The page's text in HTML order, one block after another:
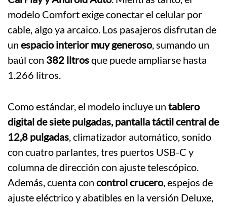
modelo Comfort exige conectar el celular por
cable, algo ya arcaico. Los pasajeros disfrutan de
un espacio interior muy generoso, sumando un
baúl con 382 litrosque puede ampliarse hasta
1.266 litros.
Como estándar, el modelo incluye un tablero
digital de siete pulgadas, pantalla táctil central de
12,8 pulgadas, climatizador automático, sonido
con cuatro parlantes, tres puertos USB-C y
columna de dirección con ajuste telescópico.
Además, cuenta con control crucero, espejos de
ajuste eléctrico y abatibles en la versión Deluxe,